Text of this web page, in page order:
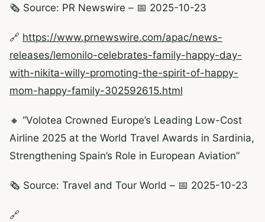
🗞️ Source: PR Newswire – 📅 2025-10-23
🔗 https://www.prnewswire.com/apac/news-
releases/lemonilo-celebrates-family-happy-day-
with-nikita-willy-promoting-the-spirit-of-happy-
mom-happy-family-302592615.html
🔸 “Volotea Crowned Europe’s Leading Low-Cost
Airline 2025 at the World Travel Awards in Sardinia,
Strengthening Spain’s Role in European Aviation”
🗞️ Source: Travel and Tour World – 📅 2025-10-23
🔗